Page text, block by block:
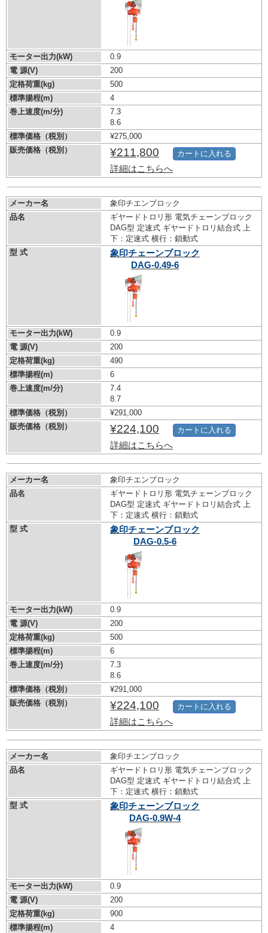
モーター出力(kW)
0.9
電 源(V)
200
定格荷重(kg)
500
標準揚程(m)
4
巻上速度(m/分)
7.3
8.6
標準価格（税別）
¥275,000
販売価格（税別）
¥211,800
詳細はこちらへ
カートに入れる
メーカー名
象印チエンブロック
品名
ギヤードトロリ形 電気チェーンブロック
DAG型 定速式 ギヤードトロリ結合式 上
下：定速式 横行：鎖動式
型 式
象印チェーンブロック
DAG-0.49-6
モーター出力(kW)
0.9
電 源(V)
200
定格荷重(kg)
490
標準揚程(m)
6
巻上速度(m/分)
7.4
8.7
標準価格（税別）
¥291,000
販売価格（税別）
¥224,100
詳細はこちらへ
カートに入れる
メーカー名
象印チエンブロック
品名
ギヤードトロリ形 電気チェーンブロック
DAG型 定速式 ギヤードトロリ結合式 上
下：定速式 横行：鎖動式
型 式
象印チェーンブロック
DAG-0.5-6
モーター出力(kW)
0.9
電 源(V)
200
定格荷重(kg)
500
標準揚程(m)
6
巻上速度(m/分)
7.3
8.6
標準価格（税別）
¥291,000
販売価格（税別）
¥224,100
詳細はこちらへ
カートに入れる
メーカー名
象印チエンブロック
品名
ギヤードトロリ形 電気チェーンブロック
DAG型 定速式 ギヤードトロリ結合式 上
下：定速式 横行：鎖動式
型 式
象印チェーンブロック
DAG-0.9W-4
モーター出力(kW)
0.9
電 源(V)
200
定格荷重(kg)
900
標準揚程(m)
4